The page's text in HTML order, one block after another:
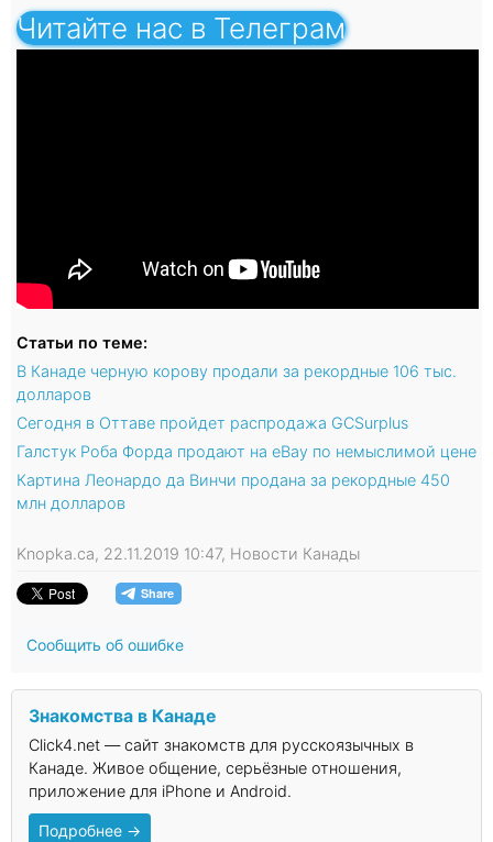
Читайте нас в Телеграм
Статьи по теме:
В Канаде черную корову продали за рекордные 106 тыс.
долларов
Сегодня в Оттаве пройдет распродажа GCSurplus
Галстук Роба Форда продают на eBay по немыслимой цене
​Картина Леонардо да Винчи продана за рекордные 450
млн долларов
Knopka.ca, 22.11.2019 10:47, Новости Канады
Сообщить об ошибке
Знакомства в Канаде
Click4.net — сайт знакомств для русскоязычных в
Канаде. Живое общение, серьёзные отношения,
приложение для iPhone и Android.
Подробнее →